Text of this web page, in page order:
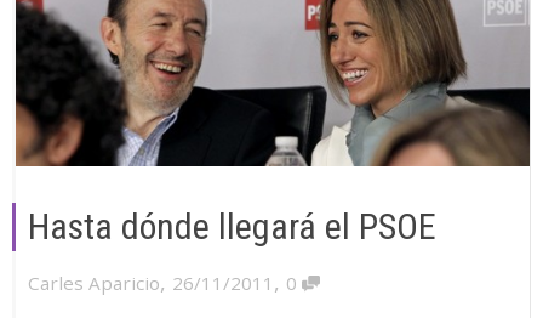
Hasta dónde llegará el PSOE
Carles Aparicio, 26/11/2011 , 0